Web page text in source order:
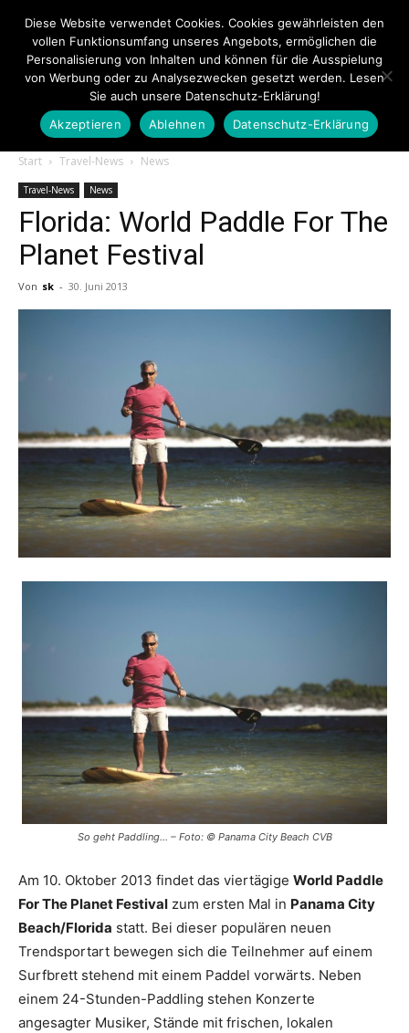
Touristiknews.de
|
Reiseempfehlungen.
Start Travel-News News
Travel-News News
Florida: World Paddle For The
Planet Festival
Von sk - 30. Juni 2013
So geht Paddling… – Foto: © Panama City Beach CVB
Am 10. Oktober 2013 findet das viertägige World Paddle
For The Planet Festival zum ersten Mal in Panama City
Beach/Florida statt. Bei dieser populären neuen
Trendsportart bewegen sich die Teilnehmer auf einem
Surfbrett stehend mit einem Paddel vorwärts. Neben
einem 24-Stunden-Paddling stehen Konzerte
angesagter Musiker, Stände mit frischen, lokalen
Diese Website verwendet Cookies. Cookies gewährleisten den
vollen Funktionsumfang unseres Angebots, ermöglichen die
Personalisierung von Inhalten und können für die Ausspielung
von Werbung oder zu Analysezwecken gesetzt werden. Lesen
Sie auch unsere Datenschutz-Erklärung!
Akzeptieren
Ablehnen Datenschutz-Erklärung